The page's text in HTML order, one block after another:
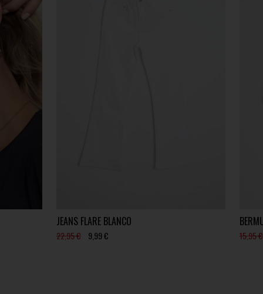
JEANS FLARE BLANCO
22,95 € 9,99 € 15,95 €